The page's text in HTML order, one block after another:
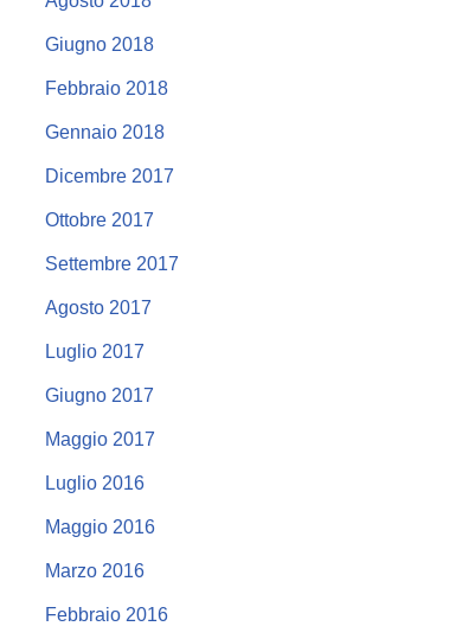
Giugno 2018
Febbraio 2018
Gennaio 2018
Dicembre 2017
Ottobre 2017
Settembre 2017
Agosto 2017
Luglio 2017
Giugno 2017
Maggio 2017
Luglio 2016
Maggio 2016
Marzo 2016
Febbraio 2016